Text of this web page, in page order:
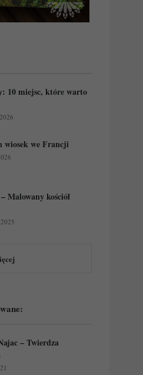
10 miejsc, które warto
wiosek we Francji
Malowany kościół
– Twierdza